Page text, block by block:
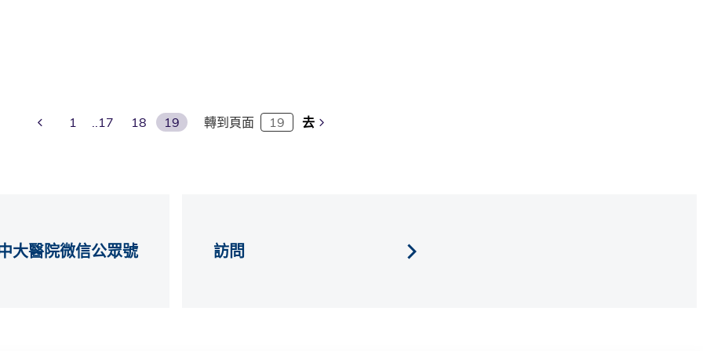
Previous Page
1 17 18 19 轉到頁面 去
大醫院微信公眾號 訪問